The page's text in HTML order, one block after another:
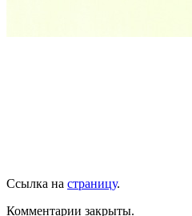
Ссылка на страницу.
Комментарии закрыты.